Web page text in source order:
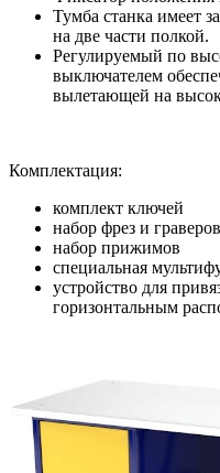
Тумба станка имеет
на две части полкой.
Регулируемый по
выключателем
вылетающей на
Комплектация:
комплект ключей
набор фрез и граверов
набор прижимов
специальная
устройство для
горизонтальным